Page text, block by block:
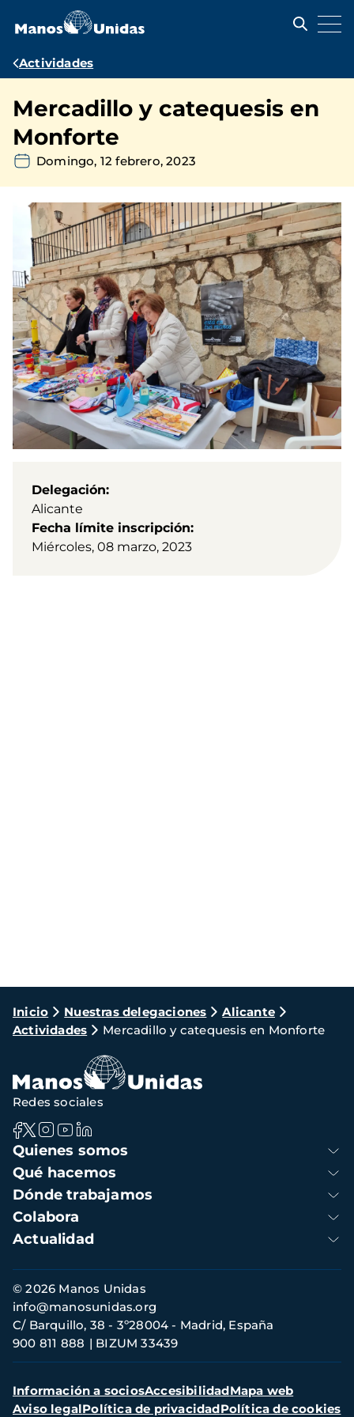
contenido
Ruta
navegación
Actividades
Mercadillo y catequesis en
Monforte
Domingo, 12 febrero, 2023
Delegación
Alicante
Fecha límite inscripción
Miércoles, 08 marzo, 2023
Ruta
de
navegación
Inicio Nuestras delegaciones
Alicante
Actividades
Mercadillo y catequesis en Monforte
Navegación
principal
Quienes somos
Qué hacemos
Dónde trabajamos
Colabora
Actualidad
Redes sociales
Información
de
contacto
© 2026 Manos Unidas
C/ Barquillo, 38 - 3º28004 - Madrid, España
900 811 888
BIZUM 33439
info@manosunidas.org
Menú
secundario
Información a sociosAccesibilidadMapa web
Aviso legalPolítica de privacidadPolítica de cookies